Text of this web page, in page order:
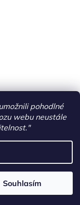
pohodlné
webu neustále
Souhlasím
práva vyhrazena.